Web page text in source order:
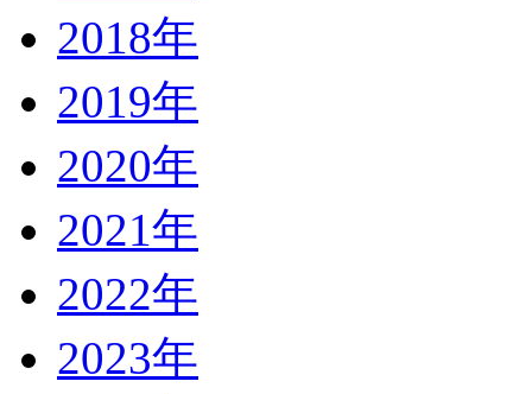
2018年
2019年
2020年
2021年
2022年
2023年